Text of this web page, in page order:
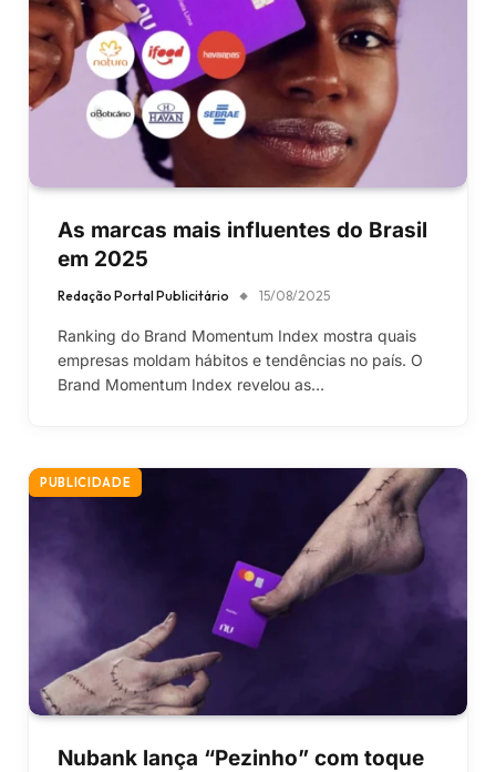
As marcas mais influentes do Brasil
em 2025
Redação Portal Publicitário 15/08/2025
Ranking do Brand Momentum Index mostra quais
empresas moldam hábitos e tendências no país. O
Brand Momentum Index revelou as…
PUBLICIDADE
Nubank lança “Pezinho” com toque